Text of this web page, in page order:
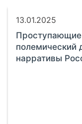
13.01.2025
Проступающие
полемический
нарративы